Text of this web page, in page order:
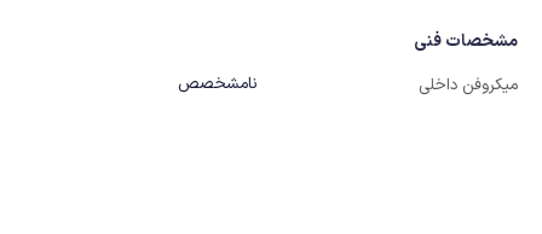
مشخصات فنی
میکروفن داخلی نامشخصص